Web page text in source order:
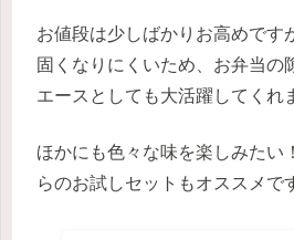
お値段は少しばかりお高めです
固くなりにくいため、お弁当の
エースとしても大活躍してくれ
ほかにも色々な味を楽しみたい
らのお試しセットもオススメで